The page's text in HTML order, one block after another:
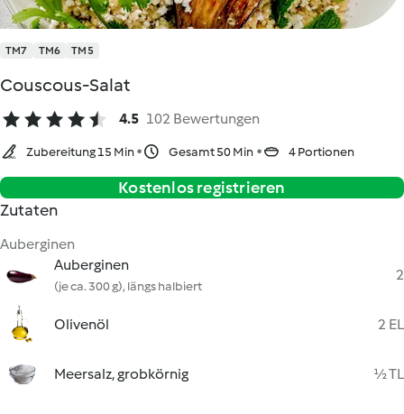
TM7 TM6 TM5
Couscous-Salat
4.5 102 Bewertungen
Zubereitung 15 Min Gesamt 50 Min 4 Portionen
Kostenlos registrieren
Zutaten
Auberginen
Auberginen
(je ca. 300 g), längs halbiert
2
Olivenöl 2 EL
Meersalz, grobkörnig ½ TL